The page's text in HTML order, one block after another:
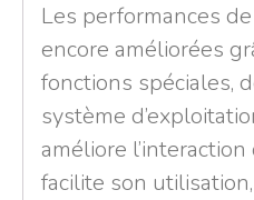
Les performances
encore améliorées
fonctions spéciales,
système
améliore
facilite son